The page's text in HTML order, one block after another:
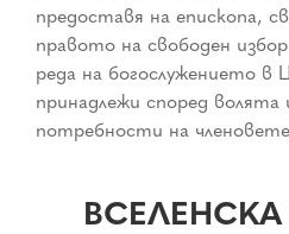
предоставя на епископа,
правото на свободен
реда на богослужението
принадлежи според волята
потребности на